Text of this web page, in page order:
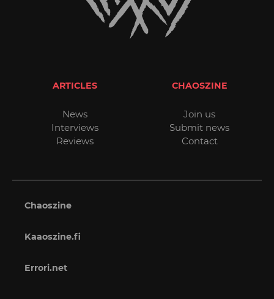
ARTICLES
News
Interviews
Reviews
CHAOSZINE
Join us
Submit news
Contact
Chaoszine
Kaaoszine.fi
Errori.net